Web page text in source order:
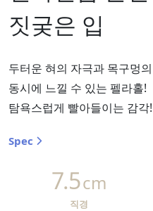
짓궂은 입
두터운 혀의 자극과 목구멍
동시에 느낄 수 있는 펠라홀!
탐욕스럽게 빨아들이는 감각!
Spec
직경
7.5cm